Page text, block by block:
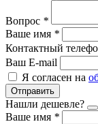
Вопрос *
Ваше имя *
Контактный
Ваш E-mail
Я согласен на
Отправить
Нашли дешевле?
Ваше имя *